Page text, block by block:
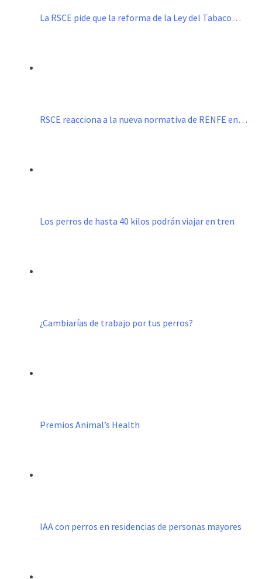
La RSCE pide que la reforma de la Ley del Tabaco…
RSCE reacciona a la nueva normativa de RENFE en…
Los perros de hasta 40 kilos podrán viajar en tren
¿Cambiarías de trabajo por tus perros?
Premios Animal’s Health
IAA con perros en residencias de personas mayores